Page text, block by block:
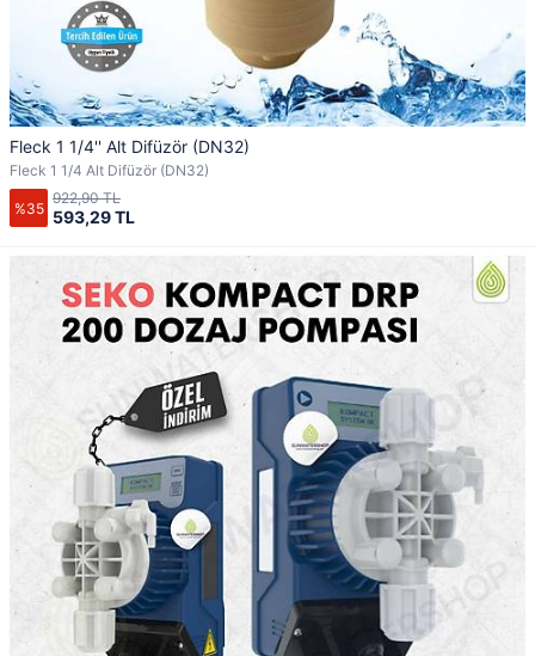
Fleck 1 1/4'' Alt Difüzör (DN32)
Fleck 1 1/4 Alt Difüzör (DN32)
%35 593,29 TL
922,90 TL